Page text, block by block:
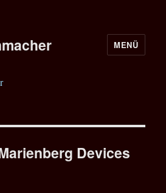
MENÜ
Devices